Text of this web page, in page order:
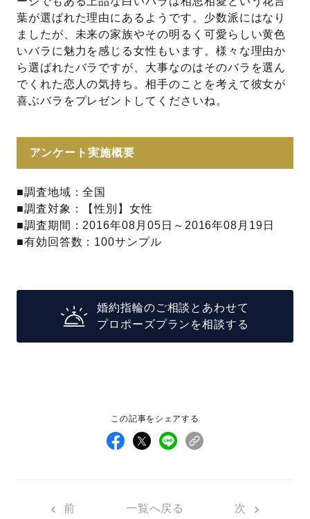
葉が選ばれた理由にあるようです。少数派にはなり
ましたが、未来の家族やその明るく可愛らしい黄色
いバラに魅力を感じる女性もいます。様々な理由か
ら選ばれたバラですが、大事なのはそのバラを選ん
でくれた恋人の気持ち。相手のことを考えて彼女が
喜ぶバラをプレゼントしてくださいね。
アンケート実施概要
■調査地域：全国
■調査対象：【性別】女性
■調査期間：2016年08月05日～2016年08月19日
■有効回答数：100サンプル
婚約指輪のご相談とあわせて
プロポーズプランを相談する
この記事をシェアする
前 一覧へ戻る 次